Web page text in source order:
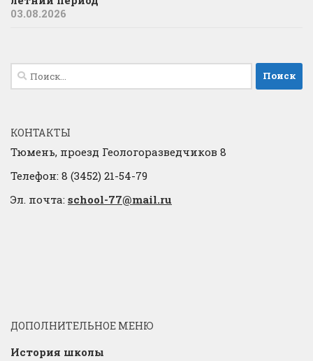
03.08.2026
Найти:
КОНТАКТЫ
Тюмень, проезд Геологоразведчиков 8
Телефон: 8 (3452) 21-54-79
Эл. почта: school-77@mail.ru
ДОПОЛНИТЕЛЬНОЕ МЕНЮ
История школы